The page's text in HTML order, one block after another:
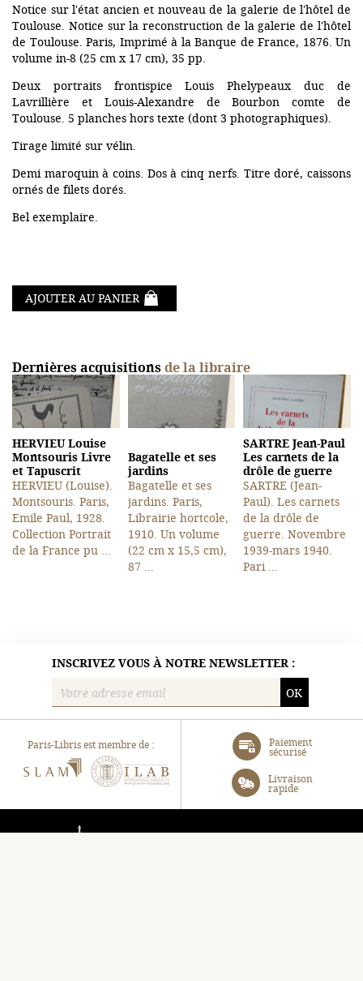
Notice sur l'état ancien et nouveau de la galerie de l'hôtel de
Toulouse. Notice sur la reconstruction de la galerie de l'hôtel
de Toulouse. Paris, Imprimé à la Banque de France, 1876. Un
volume in-8 (25 cm x 17 cm), 35 pp.
Deux portraits frontispice Louis Phelypeaux duc de
Lavrillière et Louis-Alexandre de Bourbon comte de
Toulouse. 5 planches hors texte (dont 3 photographiques).
Tirage limité sur vélin.
Demi maroquin à coins. Dos à cinq nerfs. Titre doré, caissons
ornés de filets dorés.
Bel exemplaire.
AJOUTER AU PANIER
Dernières acquisitionsde la libraire
HERVIEU Louise
Montsouris Livre
et Tapuscrit
HERVIEU (Louise).
Montsouris. Paris,
Emile Paul, 1928.
Collection Portrait
de la France pu ...
Bagatelle et ses
jardins
Bagatelle et ses
jardins. Paris,
Librairie hortcole,
1910. Un volume
(22 cm x 15,5 cm),
87 ...
SARTRE Jean-Paul
Les carnets de la
drôle de guerre
SARTRE (Jean-
Paul). Les carnets
de la drôle de
guerre. Novembre
1939-mars 1940.
Pari ...
INSCRIVEZ VOUS À NOTRE NEWSLETTER :
OK
Paris-Libris est membre de :
SLAM
Paiement
sécurisé
Livraison
rapide
Paris-Libris